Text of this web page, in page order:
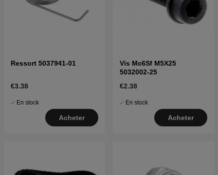
Ressort 5037941-01
€3.38
En stock
Acheter
Vis Mc6Sf M5X25
5032002-25
€2.38
En stock
Acheter